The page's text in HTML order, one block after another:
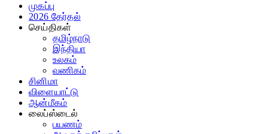
முகப்பு
2026 தேர்தல்
செய்திகள்
தமிழ்நாடு
இந்தியா
உலகம்
வணிகம்
சினிமா
விளையாட்டு
ஆன்மீகம்
லைப்ஸ்டைல்
பயணம்